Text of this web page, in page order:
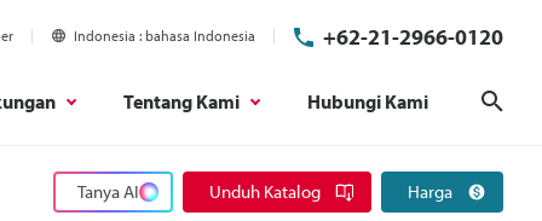
Indonesia bahasa Indonesia +62-21-2966-0120
Tentang Kami Hubungi Kami
Tanya AI Unduh Katalog Harga